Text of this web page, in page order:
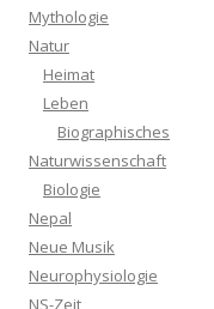
Mythologie
Natur
Heimat
Leben
Biographisches
Naturwissenschaft
Biologie
Nepal
Neue Musik
Neurophysiologie
NS-Zeit